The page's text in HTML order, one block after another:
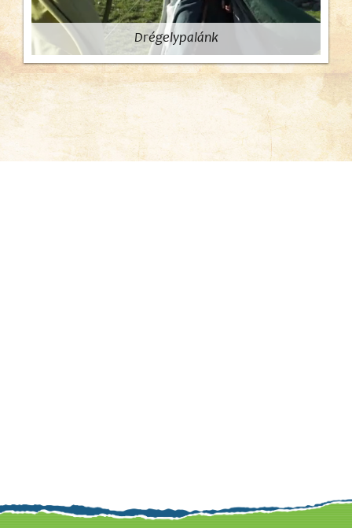
Drégelypalánk